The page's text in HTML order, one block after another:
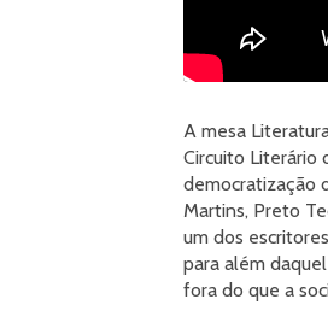
A mesa
Circuito Literário
democratização
Martins, Preto
um dos
para além
fora do que a